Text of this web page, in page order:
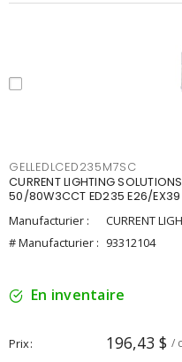
GELLEDLCED235M7SC
CURRENT LIGHTING
50/80W3CCT ED235 E26/EX39
Manufacturier :
CURRENT
# Manufacturier : 93312104
En inventaire
Prix 196,43 $ /